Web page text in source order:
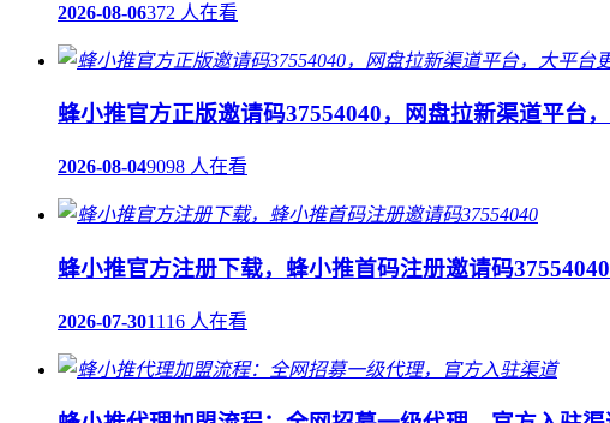
2026-08-06372 人在看
蜂小推官方正版邀请码37554040，网盘拉新渠道平台，
2026-08-049098 人在看
蜂小推官方注册下载，蜂小推首码注册邀请码37554040
2026-07-301116 人在看